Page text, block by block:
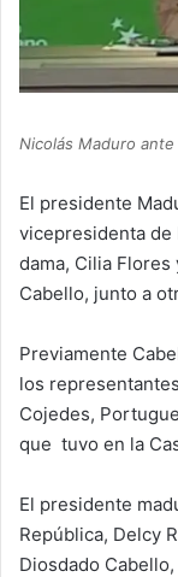
Nicolás Maduro
El presidente
vicepresidenta de
dama, Cilia
Cabello, junto a
Previamente
los
Cojedes,
que tuvo en la
El presidente
República, Delcy
Diosdado